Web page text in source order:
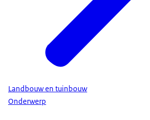
Landbouw en tuinbouw
Onderwerp